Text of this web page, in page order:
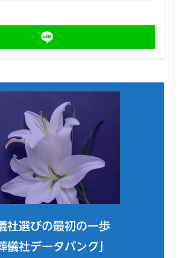
社選びの最初の一歩
儀社データバンク」